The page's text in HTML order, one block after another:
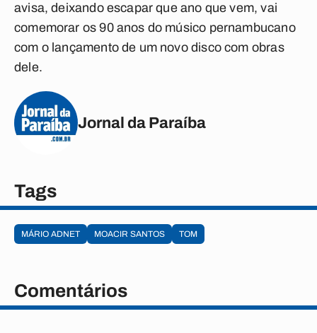
avisa, deixando escapar que ano que vem, vai
comemorar os 90 anos do músico pernambucano
com o lançamento de um novo disco com obras
dele.
Jornal da Paraíba
Tags
MÁRIO ADNET MOACIR SANTOS TOM
Comentários